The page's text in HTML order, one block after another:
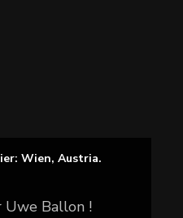
Wien, Austria.
Uwe Ballon !